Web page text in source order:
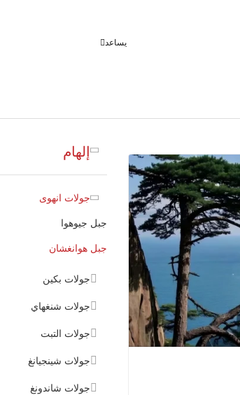
يساعد
إلهام
جولات انهوى
جبل جيوهوا
جبل هوانغشان
جولات بكين
جولات شنغهاي
جولات التبت
جولات شينجيانغ
جولات شاندونغ